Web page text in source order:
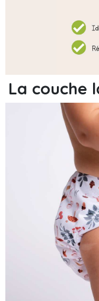
La couche